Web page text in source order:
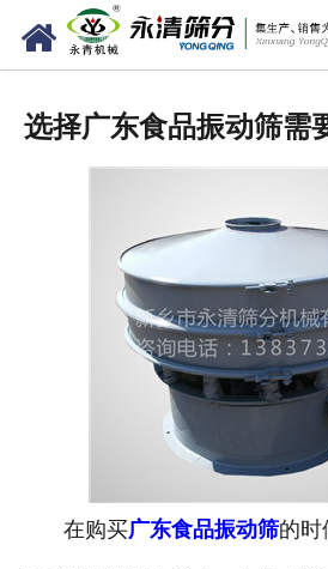
选择广东食品振动筛需
在购买广东食品振动筛的时